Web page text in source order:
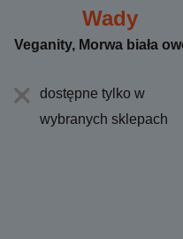
Wady
Veganity, Morwa biała
dostępne tylko w
wybranych sklepach